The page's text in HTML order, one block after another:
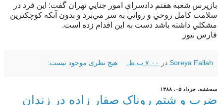
بازپرس شعبه هفتم دادسراي امور جنايي تهران گفت: اين فرد در
سلامت كامل روحي و رواني به سر مي‌برد و بدون آنكه كوچكترين
مشكلي داشته باشد دست به اين اقدام زده است.
فارس نیوز
Soreya Fallah در ۷:۰۰ ب.ظ. هیچ نظری موجود نیست:
سه‌شنبه، خرداد ۰۵، ۱۳۸۸
ضرب و شتم روناک صفار زاده در زندان